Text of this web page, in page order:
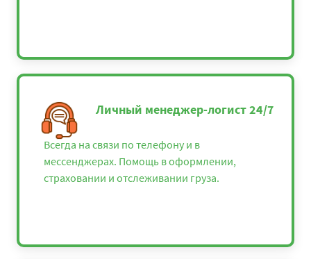
Личный менеджер-логист 24/7
Всегда на связи по телефону и в
мессенджерах. Помощь в оформлении,
страховании и отслеживании груза.